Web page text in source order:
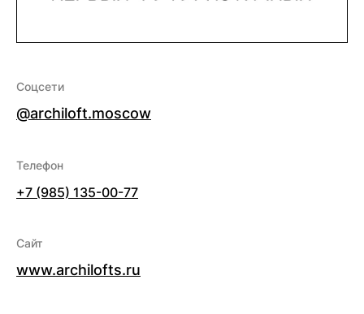
Соцсети
@archiloft.moscow
Телефон
+7 (985) 135-00-77
Сайт
www.archilofts.ru